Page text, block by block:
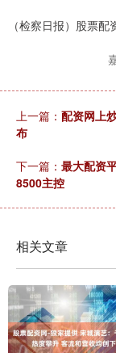
（检察日报）股票配
上一篇： 配资网上
布
下一篇： 最大配资
8500主控
相关文章